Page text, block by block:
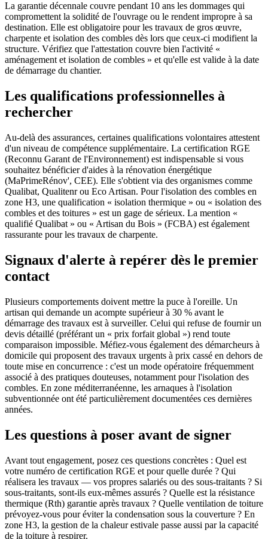
La garantie décennale couvre pendant 10 ans les dommages qui
compromettent la solidité de l'ouvrage ou le rendent impropre à sa
destination. Elle est obligatoire pour les travaux de gros œuvre,
charpente et isolation des combles dès lors que ceux-ci modifient la
structure. Vérifiez que l'attestation couvre bien l'activité «
aménagement et isolation de combles » et qu'elle est valide à la date
de démarrage du chantier.
Les qualifications professionnelles à
rechercher
Au-delà des assurances, certaines qualifications volontaires attestent
d'un niveau de compétence supplémentaire. La certification RGE
(Reconnu Garant de l'Environnement) est indispensable si vous
souhaitez bénéficier d'aides à la rénovation énergétique
(MaPrimeRénov', CEE). Elle s'obtient via des organismes comme
Qualibat, Qualitenr ou Eco Artisan. Pour l'isolation des combles en
zone H3, une qualification « isolation thermique » ou « isolation des
combles et des toitures » est un gage de sérieux. La mention «
qualifié Qualibat » ou « Artisan du Bois » (FCBA) est également
rassurante pour les travaux de charpente.
Signaux d'alerte à repérer dès le premier
contact
Plusieurs comportements doivent mettre la puce à l'oreille. Un
artisan qui demande un acompte supérieur à 30 % avant le
démarrage des travaux est à surveiller. Celui qui refuse de fournir un
devis détaillé (préférant un « prix forfait global ») rend toute
comparaison impossible. Méfiez-vous également des démarcheurs à
domicile qui proposent des travaux urgents à prix cassé en dehors de
toute mise en concurrence : c'est un mode opératoire fréquemment
associé à des pratiques douteuses, notamment pour l'isolation des
combles. En zone méditerranéenne, les arnaques à l'isolation
subventionnée ont été particulièrement documentées ces dernières
années.
Les questions à poser avant de signer
Avant tout engagement, posez ces questions concrètes : Quel est
votre numéro de certification RGE et pour quelle durée ? Qui
réalisera les travaux — vos propres salariés ou des sous-traitants ? Si
sous-traitants, sont-ils eux-mêmes assurés ? Quelle est la résistance
thermique (Rth) garantie après travaux ? Quelle ventilation de toiture
prévoyez-vous pour éviter la condensation sous la couverture ? En
zone H3, la gestion de la chaleur estivale passe aussi par la capacité
de la toiture à respirer.